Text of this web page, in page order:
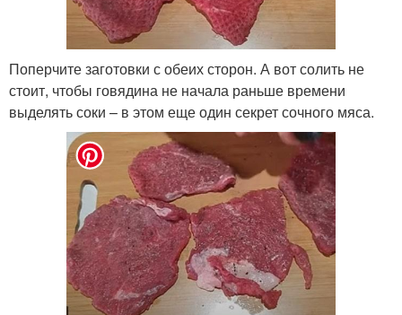
Поперчите заготовки с обеих сторон. А вот солить не
стоит, чтобы говядина не начала раньше времени
выделять соки – в этом еще один секрет сочного мяса.